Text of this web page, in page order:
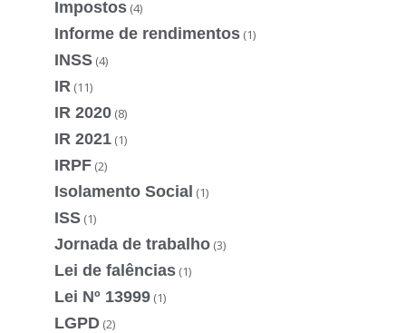
Impostos (4)
Informe de rendimentos (1)
INSS (4)
IR (11)
IR 2020 (8)
IR 2021 (1)
IRPF (2)
Isolamento Social (1)
ISS (1)
Jornada de trabalho (3)
Lei de falências (1)
Lei Nº 13999 (1)
LGPD (2)